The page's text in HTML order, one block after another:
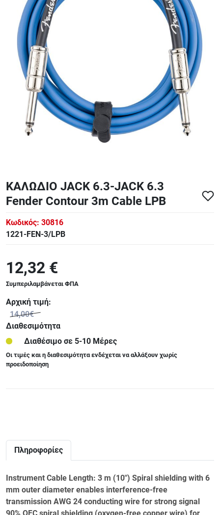
ΚΑΛΩΔΙΟ JACK 6.3-JACK 6.3
Fender Contour 3m Cable LPB
Κωδικός: 30816
1221-FEN-3/LPB
12,32 €
Συμπεριλαμβάνεται ΦΠΑ
Αρχική τιμή:
14,00€
Διαθεσιμότητα
Διαθέσιμο σε 5-10 Μέρες
Οι τιμές και η διαθεσιμότητα ενδέχεται να αλλάξουν χωρίς
προειδοποίηση
Πληροφορίες
Instrument Cable Length: 3 m (10") Spiral shielding with 6
mm outer diameter enables interference-free
transmission AWG 24 conducting wire for strong signal
ΑΞΕΣΟΥΑΡ - ΑΝΤΑΛΛΑΚΤΙΚΑ ΚΙΘΑΡΑΣ ΜΠΑΣΟΥ
ΤΕΤΡΑΔΙΑ-DVD-CD